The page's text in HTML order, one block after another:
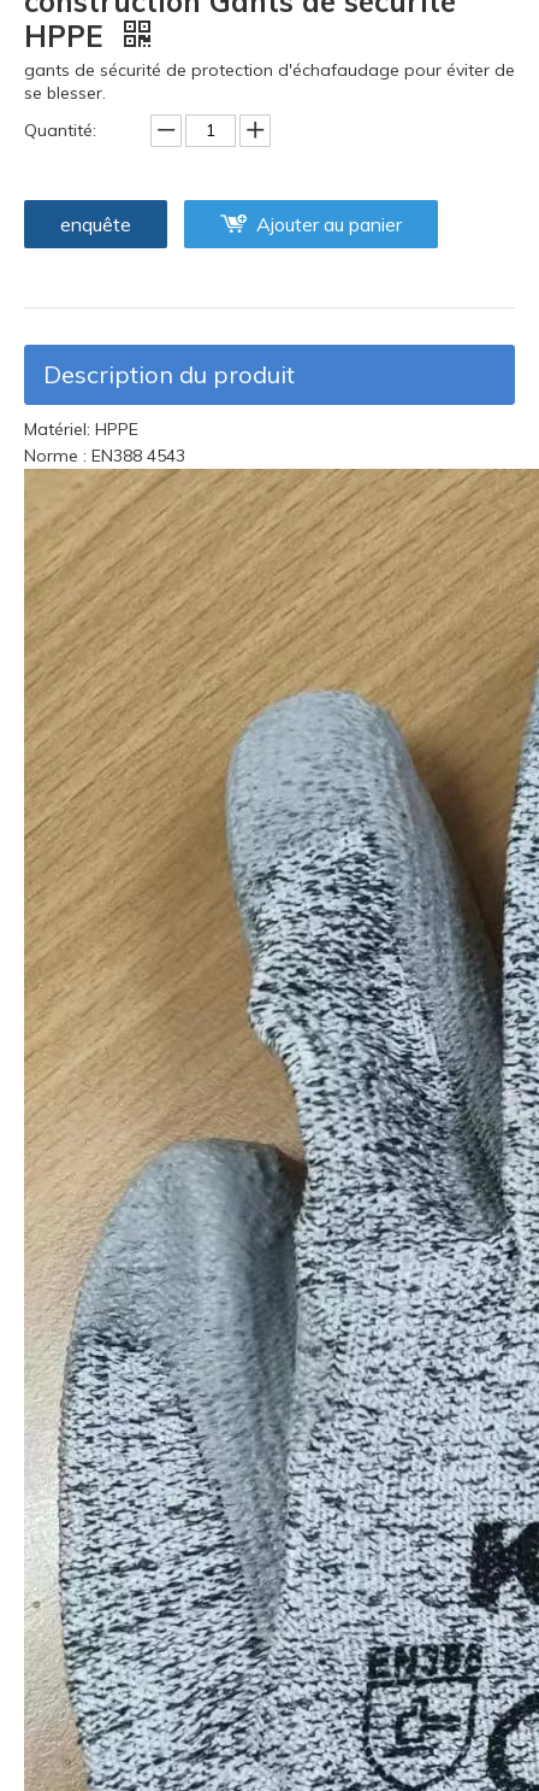
HPPE
gants de sécurité de protection d'échafaudage pour éviter de
se blesser.
Quantité:
enquête Ajouter au panier
Description du produit
Matériel: HPPE
Norme : EN388 4543